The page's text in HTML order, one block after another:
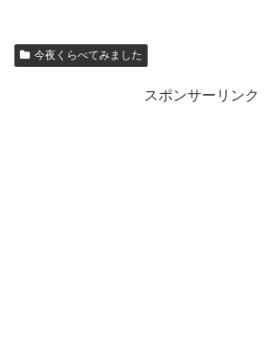
今夜くらべてみました
スポンサーリンク